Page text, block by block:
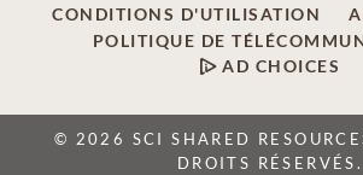
CONDITIONS D'UTILISATION
POLITIQUE DE
AD CHOICES
© 2026 SCI SHARED
DROITS RÉSERVÉS.